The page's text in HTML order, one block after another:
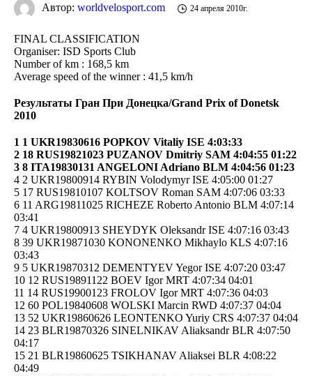
Автор: worldvelosport.com 24 апреля 2010г.
FINAL CLASSIFICATION
Organiser: ISD Sports Club
Number of km : 168,5 km
Average speed of the winner : 41,5 km/h
Результаты Гран При Донецка/Grand Prix of Donetsk
2010
1 1 UKR19830616 POPKOV Vitaliy ISE 4:03:33
2 18 RUS19821023 PUZANOV Dmitriy SAM 4:04:55 01:22
3 8 ITA19830131 ANGELONI Adriano BLM 4:04:56 01:23
4 2 UKR19800914 RYBIN Volodymyr ISE 4:05:00 01:27
5 17 RUS19810107 KOLTSOV Roman SAM 4:07:06 03:33
6 11 ARG19811025 RICHEZE Roberto Antonio BLM 4:07:14
03:41
7 4 UKR19800913 SHEYDYK Oleksandr ISE 4:07:16 03:43
8 39 UKR19871030 KONONENKO Mikhaylo KLS 4:07:16
03:43
9 5 UKR19870312 DEMENTYEV Yegor ISE 4:07:20 03:47
10 12 RUS19891122 BOEV Igor MRT 4:07:34 04:01
11 14 RUS19900123 FROLOV Igor MRT 4:07:36 04:03
12 60 POL19840608 WOLSKI Marcin RWD 4:07:37 04:04
13 52 UKR19860626 LEONTENKO Yuriy CRS 4:07:37 04:04
14 23 BLR19870326 SINELNIKAV Aliaksandr BLR 4:07:50
04:17
15 21 BLR19860625 TSIKHANAV Aliaksei BLR 4:08:22
04:49